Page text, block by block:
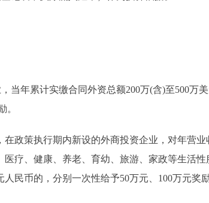
年累计实缴合同外资总额200万(含)至500万
。
政策执行期内新设的外商投资企业，对年营业
疗、健康、养老、育幼、旅游、家政等生活性
民币的，分别一次性给予50万元、100万元奖